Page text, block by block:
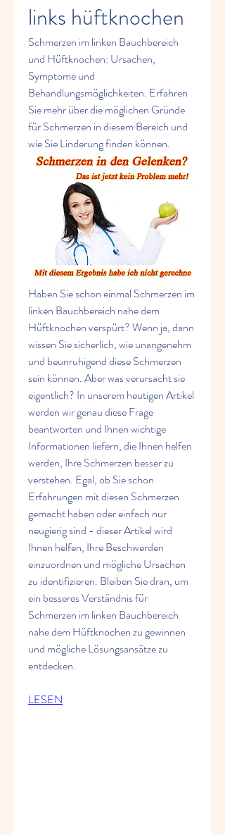
links hüftknochen
Schmerzen im linken Bauchbereich
und Hüftknochen: Ursachen,
Symptome und
Behandlungsmöglichkeiten. Erfahren
Sie mehr über die möglichen Gründe
für Schmerzen in diesem Bereich und
wie Sie Linderung finden können.
Haben Sie schon einmal Schmerzen im
linken Bauchbereich nahe dem
Hüftknochen verspürt? Wenn ja, dann
wissen Sie sicherlich, wie unangenehm
und beunruhigend diese Schmerzen
sein können. Aber was verursacht sie
eigentlich? In unserem heutigen Artikel
werden wir genau diese Frage
beantworten und Ihnen wichtige
Informationen liefern, die Ihnen helfen
werden, Ihre Schmerzen besser zu
verstehen. Egal, ob Sie schon
Erfahrungen mit diesen Schmerzen
gemacht haben oder einfach nur
neugierig sind - dieser Artikel wird
Ihnen helfen, Ihre Beschwerden
einzuordnen und mögliche Ursachen
zu identifizieren. Bleiben Sie dran, um
ein besseres Verständnis für
Schmerzen im linken Bauchbereich
nahe dem Hüftknochen zu gewinnen
und mögliche Lösungsansätze zu
entdecken.
LESEN